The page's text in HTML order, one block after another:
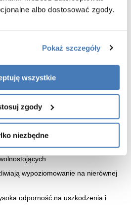
albo dostosować zgody.
Pokaż szczegóły
wszystkie
zgody
niezbędne
mineralny Mineral DuraBe
wypoziomowanie na nierównej
odporność na uszkodzenia i